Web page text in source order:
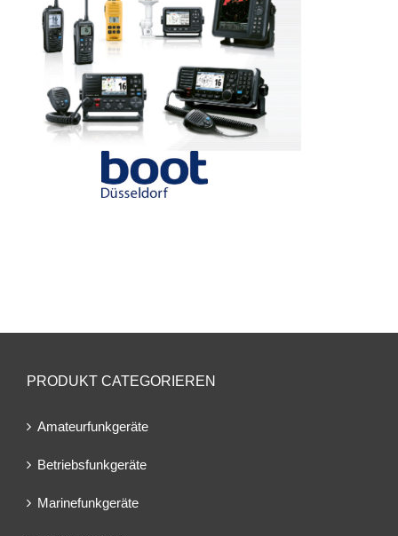
PRODUKT CATEGORIEREN
Amateurfunkgeräte
Betriebsfunkgeräte
Marinefunkgeräte